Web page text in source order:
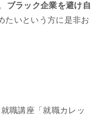
ブラック企業を避け自
たいという方に是非お
職講座「就職カレッ